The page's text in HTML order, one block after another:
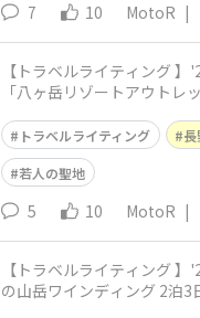
7 10 MotoR |
【トラベルライティング 】'25年4月：長
「八ヶ岳リゾートアウト
トラベルライティング
若人の聖地
5 10 MotoR |
【トラベルライティング 】'25年4月
の山岳ワインディング 2泊3